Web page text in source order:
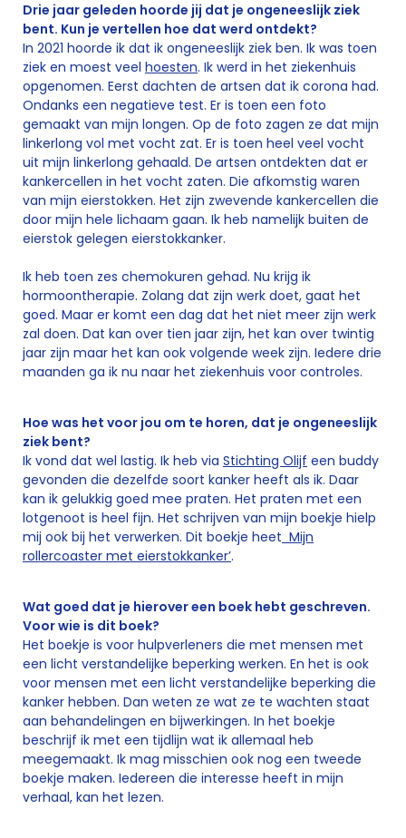
Drie jaar geleden hoorde jij dat je ongeneeslijk ziek
bent. Kun je vertellen hoe dat werd ontdekt?
In 2021 hoorde ik dat ik ongeneeslijk ziek ben. Ik was toen
ziek en moest veel hoesten. Ik werd in het ziekenhuis
opgenomen. Eerst dachten de artsen dat ik corona had.
Ondanks een negatieve test. Er is toen een foto
gemaakt van mijn longen. Op de foto zagen ze dat mijn
linkerlong vol met vocht zat. Er is toen heel veel vocht
uit mijn linkerlong gehaald. De artsen ontdekten dat er
kankercellen in het vocht zaten. Die afkomstig waren
van mijn eierstokken. Het zijn zwevende kankercellen die
door mijn hele lichaam gaan. Ik heb namelijk buiten de
eierstok gelegen eierstokkanker.
Ik heb toen zes chemokuren gehad. Nu krijg ik
hormoontherapie. Zolang dat zijn werk doet, gaat het
goed. Maar er komt een dag dat het niet meer zijn werk
zal doen. Dat kan over tien jaar zijn, het kan over twintig
jaar zijn maar het kan ook volgende week zijn. Iedere drie
maanden ga ik nu naar het ziekenhuis voor controles.
Hoe was het voor jou om te horen, dat je ongeneeslijk
ziek bent?
Ik vond dat wel lastig. Ik heb via Stichting Olijf een buddy
gevonden die dezelfde soort kanker heeft als ik. Daar
kan ik gelukkig goed mee praten. Het praten met een
lotgenoot is heel fijn. Het schrijven van mijn boekje hielp
mij ook bij het verwerken. Dit boekje heet Mijn
rollercoaster met eierstokkanker’.
Wat goed dat je hierover een boek hebt geschreven.
Voor wie is dit boek?
Het boekje is voor hulpverleners die met mensen met
een licht verstandelijke beperking werken. En het is ook
voor mensen met een licht verstandelijke beperking die
kanker hebben. Dan weten ze wat ze te wachten staat
aan behandelingen en bijwerkingen. In het boekje
beschrijf ik met een tijdlijn wat ik allemaal heb
meegemaakt. Ik mag misschien ook nog een tweede
boekje maken. Iedereen die interesse heeft in mijn
verhaal, kan het lezen.